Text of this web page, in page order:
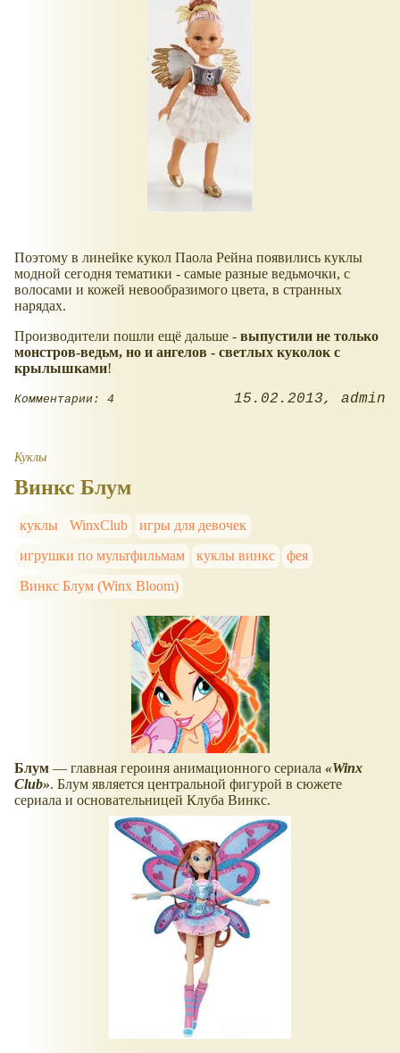
Поэтому в линейке кукол Паола Рейна появились куклы
модной сегодня тематики - самые разные ведьмочки, с
волосами и кожей невообразимого цвета, в странных
нарядах.
Производители пошли ещё дальше - выпустили не только
монстров-ведьм, но и ангелов - светлых куколок с
крылышками!
Комментарии: 4 15.02.2013 admin
Куклы
Винкс Блум
куклы WinxClub
игры для девочек
игрушки по мультфильмам
куклы винкс
фея
Винкс Блум (Winx Bloom)
Блум — главная героиня анимационного сериала
Winx
Club . Блум является центральной фигурой в сюжете
сериала и основательницей Клуба Винкс.